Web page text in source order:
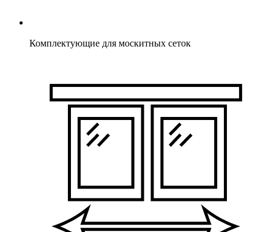
Комплектующие для москитных сеток